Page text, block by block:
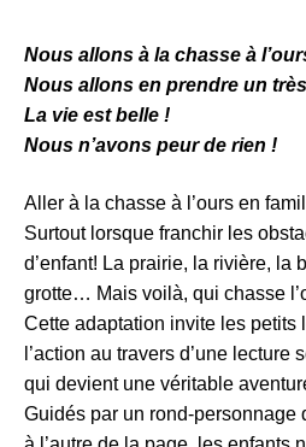
Nous allons à la chasse à
Nous allons en prendre un
La vie est belle !
Nous n’avons peur de rien !
Aller à la chasse à l’ours en
Surtout lorsque franchir les
d’enfant! La prairie, la rivière, la
grotte… Mais voilà, qui chasse
Cette adaptation invite les petits
l’action au travers d’une
qui devient une véritable
Guidés par un rond-personnage